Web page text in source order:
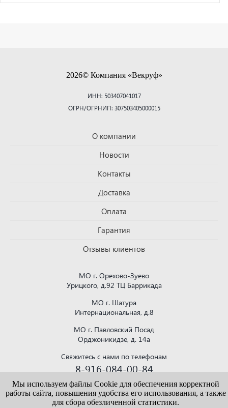
2026© Компания «Векруф»
ИНН: 503407041017
ОГРН/ОГРНИП: 307503405000015
О компании
Новости
Контакты
Доставка
Оплата
Гарантия
Отзывы клиентов
МО г. Орехово-Зуево
Урицкого, д.92 ТЦ Баррикада
МО г. Шатура
Интернациональная, д.8
МО г. Павловский Посад
Орджоникидзе, д. 14а
Свяжитесь с нами по телефонам
8-916-084-00-84
или напишите на почту
krovlya150@mail.ru
Мы используем файлы Cookie для обеспечения корректной
работы сайта, повышения удобства его использования, а также
для сбора обезличенной статистики.